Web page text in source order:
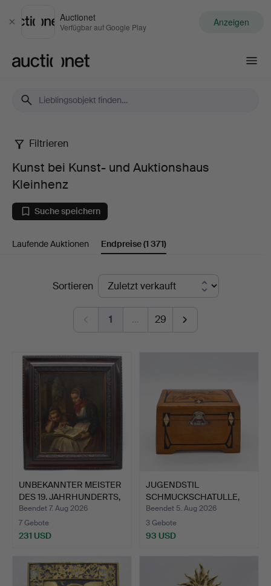
Schließen
Auctionet
Verfügbar auf Google Play Anzeigen
Kunst
bei
Kunst-
und
Kleinhenz
Filtrieren
Kunst bei Kunst- und Auktionshaus
Kleinhenz
Suche speichern
Laufende Auktionen Endpreise(1 371)
EndpreiseSortieren
1 … 29
UNBEKANNTER MEISTER
DES 19. JAHRHUNDERTS,
…
Beendet 7. Aug 2026
7 Gebote
231 USD
JUGENDSTIL
SCHMUCKSCHATULLE,
AUS BIRNBAUM …
Beendet 5. Aug 2026
3 Gebote
93 USD